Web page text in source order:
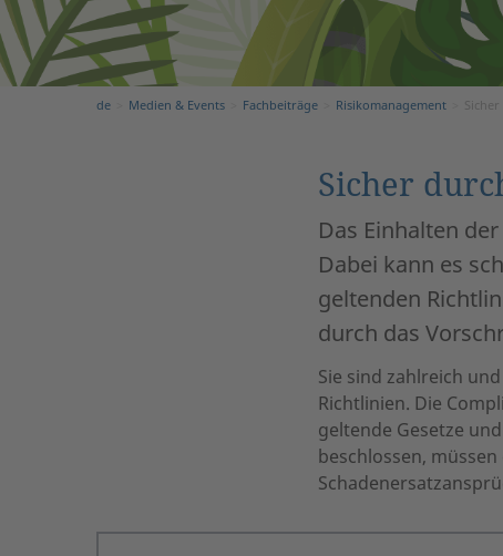
de Medien & Events Fachbeiträge Risikomanagement
Sicher
Das Einhalten
Dabei kann es
geltenden
durch das
Sie sind zahlreich
Richtlinien. Die
geltende Gesetze
beschlossen,